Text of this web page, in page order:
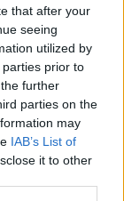
that after your
seeing
utilized by
prior to
further
parties on the
may
IAB’s List of
it to other
(Open Data,
portale ANAC.
pubblico